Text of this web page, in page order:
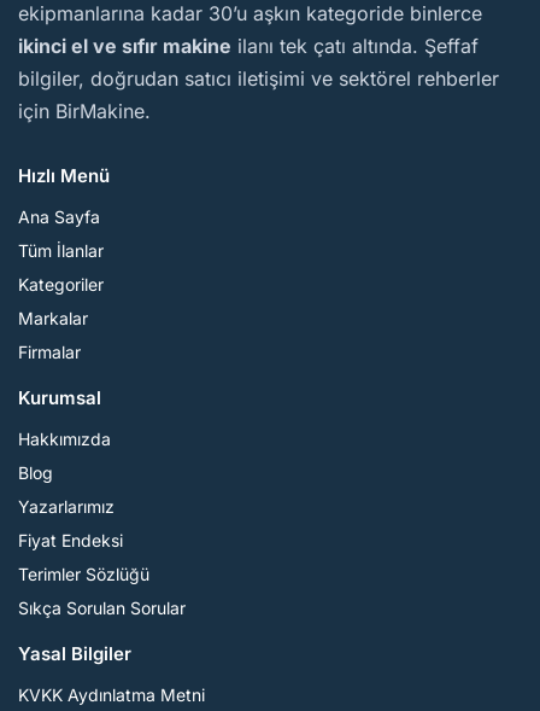
ekipmanlarına kadar 30’u aşkın kategoride binlerce
ikinci el ve sıfır makine ilanı tek çatı altında. Şeffaf
bilgiler, doğrudan satıcı iletişimi ve sektörel rehberler
için BirMakine.
Hızlı Menü
Ana Sayfa
Tüm İlanlar
Kategoriler
Markalar
Firmalar
Kurumsal
Hakkımızda
Blog
Yazarlarımız
Fiyat Endeksi
Terimler Sözlüğü
Sıkça Sorulan Sorular
Yasal Bilgiler
KVKK Aydınlatma Metni